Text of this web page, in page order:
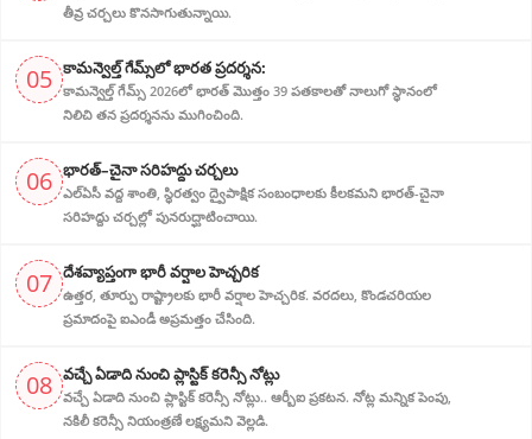
తీవ్ర చర్చలు కొనసాగుతున్నాయి.
05 కామన్వెల్త్ గేమ్స్‌లో భారత ప్రదర్శన:
కామన్వెల్త్ గేమ్స్ 2026లో భారత్ మొత్తం 39 పతకాలతో నాలుగో స్థానంలో
నిలిచి తన ప్రదర్శనను ముగించింది.
06 భారత్–చైనా సరిహద్దు చర్చలు
ఎల్‌ఏసీ వద్ద శాంతి, స్థిరత్వం ద్వైపాక్షిక సంబంధాలకు కీలకమని భారత్-చైనా
సరిహద్దు చర్చల్లో పునరుద్ఘాటించాయి.
07 దేశవ్యాప్తంగా భారీ వర్షాల హెచ్చరిక
ఉత్తర, తూర్పు రాష్ట్రాలకు భారీ వర్షాల హెచ్చరిక. వరదలు, కొండచరియల
ప్రమాదంపై ఐఎండీ అప్రమత్తం చేసింది.
08 వచ్చే ఏడాది నుంచి ప్లాస్టిక్ కరెన్సీ నోట్లు
వచ్చే ఏడాది నుంచి ప్లాస్టిక్ కరెన్సీ నోట్లు.. ఆర్బీఐ ప్రకటన. నోట్ల మన్నిక పెంపు,
నకిలీ కరెన్సీ నియంత్రణే లక్ష్యమని వెల్లడి.